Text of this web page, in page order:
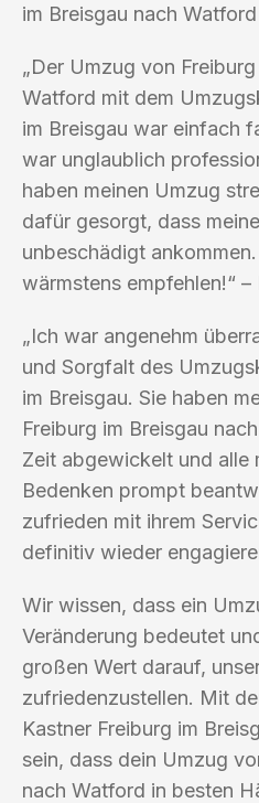
im Breisgau nach
„Der Umzug von
Watford mit dem
im Breisgau war einfach
war unglaublich
haben meinen Umzug
dafür gesorgt, dass
unbeschädigt
wärmstens empfehlen!“ –
„Ich war angenehm
und Sorgfalt des
im Breisgau. Sie haben
Freiburg im Breisgau
Zeit abgewickelt und alle
Bedenken prompt
zufrieden mit ihrem
definitiv wieder
Wir wissen, dass ein
Veränderung bedeutet
großen Wert darauf,
zufriedenzustellen. Mit
Kastner Freiburg im
sein, dass dein Umzug
nach Watford in besten